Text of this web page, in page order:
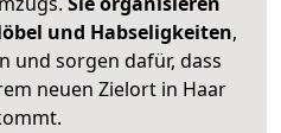
und Habseligkeiten,
und sorgen dafür, dass
neuen Zielort in Haar